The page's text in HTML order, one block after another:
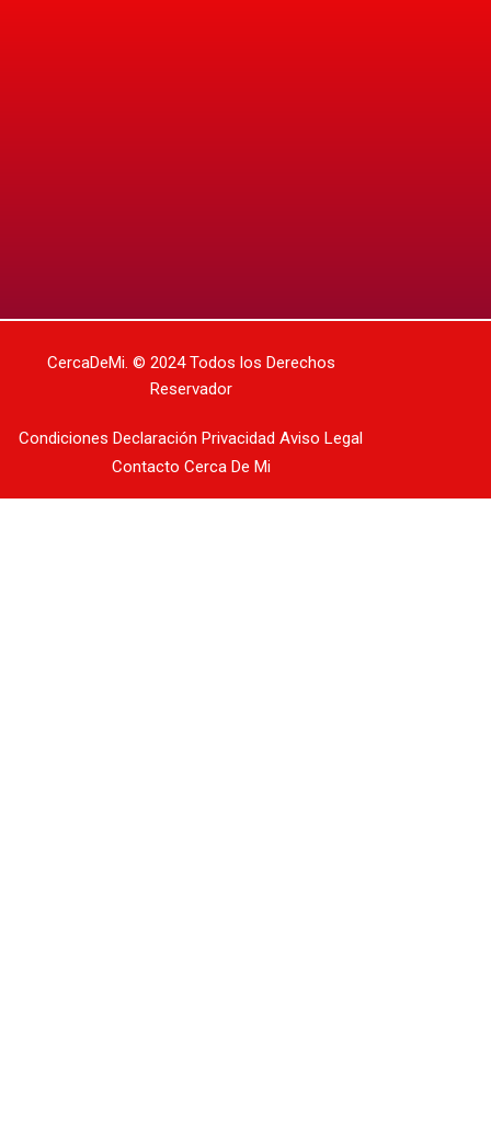
CercaDeMi. © 2024 Todos los Derechos
Reservador
Condiciones Declaración Privacidad Aviso Legal
Contacto Cerca De Mi